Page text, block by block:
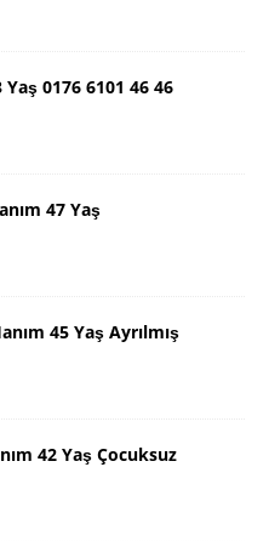
0176 6101 46 46
47 Yaş
45 Yaş Ayrılmış
42 Yaş Çocuksuz